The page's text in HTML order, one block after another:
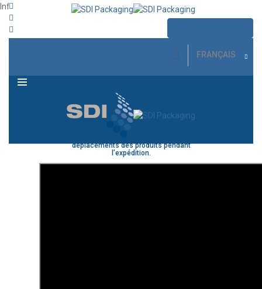
FRANÇAIS
Info: Grip Sheet Jean-François Desbiens23 mars 2021
utilisée pour empêcher tout
glissement des produits sur les palettes,
diminuant ainsi de façon significative les
dommages causés pendant le transport en
camion ou dans les entrepôts. Grâce à
coefficient de friction très élevé
déplacements des produits pendant
l’expédition.